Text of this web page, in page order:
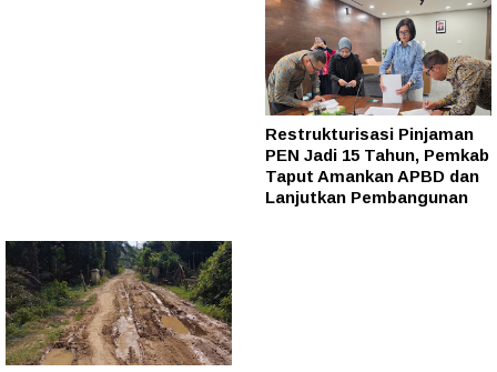
Restrukturisasi Pinjaman
PEN Jadi 15 Tahun, Pemkab
Taput Amankan APBD dan
Lanjutkan Pembangunan